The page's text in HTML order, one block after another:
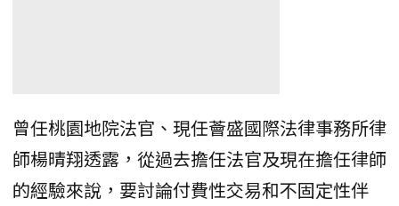
曾任桃園地院法官、現任薈盛國際法律事務所律
師楊晴翔透露，從過去擔任法官及現在擔任律師
的經驗來說，要討論付費性交易和不固定性伴